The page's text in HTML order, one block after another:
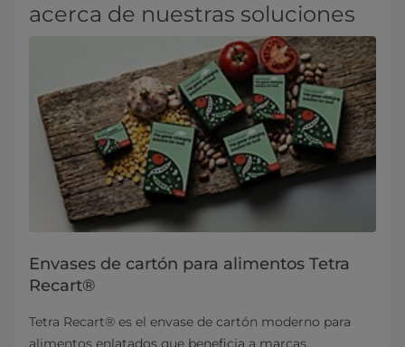
acerca de nuestras soluciones
Envases de cartón para alimentos Tetra
Recart®
Tetra Recart® es el envase de cartón moderno para
alimentos enlatados que beneficia a marcas,